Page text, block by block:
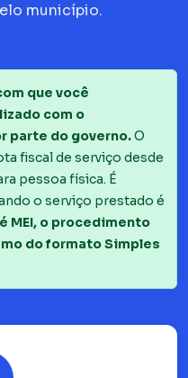
município.
que você
com o
parte do governo.O
fiscal de serviço desde
pessoa física. É
o serviço prestado é
MEI, o procedimento
do formato Simples